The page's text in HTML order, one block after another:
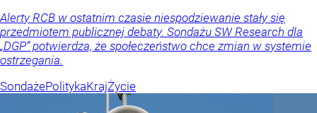
Alerty RCB w ostatnim czasie niespodziewanie stały się
przedmiotem publicznej debaty. Sondażu SW Research dla
„DGP” potwierdza, że społeczeństwo chce zmian w systemie
ostrzegania.
SondażePolitykaKrajŻycie